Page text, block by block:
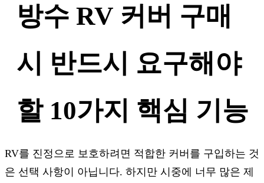
방수 RV 커버 구매
시 반드시 요구해야
할 10가지 핵심 기능
RV를 진정으로 보호하려면 적합한 커버를 구입하는 것
은 선택 사항이 아닙니다. 하지만 시중에 너무 많은 제